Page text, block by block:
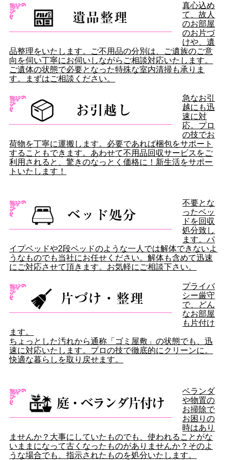
真心込め
て、故人
のお部屋
のお片づ
けや、遺
品整理をいたします。ご不用品の分別は、ご遺族のご意
向を伺い丁寧にお伺いしながらご相談対応いたします。
ご遺体の状態で必要となった特殊な室内清掃も承りま
す。まずはご相談ください。
急なお引
越にも迅
速に対
応。プロ
の技でお
荷物を丁寧に運搬します。必要であれば梱包をサポート
することもできます。あわせて不用品回収サービスをご
利用されると、驚きのなっとく価格に！新生活をサポー
トいたします！
不要とな
ったベッ
ドを回収
処分致し
ます。パ
イプベッドや2段ベッドのような一人では解体できないよ
うなものでも当社にお任せください。解体も含めて迅速
にご対応させて頂きます。お気軽にご相談下さい。
プライバ
シー厳守
で、どん
なお部屋
も片付け
ます。
ちょっとした汚れから通称「ゴミ屋敷」の状態でも、迅
速に対応いたします。プロの技で徹底的にクリーンに。
快適な暮らしを取り戻せます。
ベランダ
や物置の
お掃除で
お困りの
時はあり
ませんか？大事にしていたものでも、使われることがな
いままになって古くなったものがありませんか？そのよ
うな場合でも、指示されたものを処分いたします。